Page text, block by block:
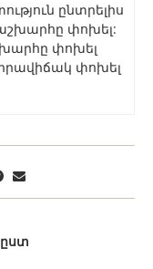
ընտրելիս
փոխել:
փոխել
փոխել